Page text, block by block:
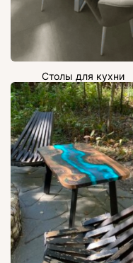
Столы для кухни